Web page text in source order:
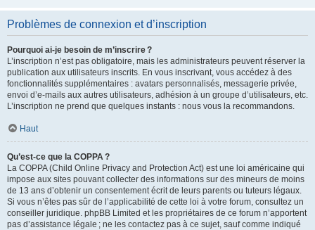
Problèmes de connexion et d’inscription
Pourquoi ai-je besoin de m’inscrire ?
L’inscription n’est pas obligatoire, mais les administrateurs peuvent réserver la
publication aux utilisateurs inscrits. En vous inscrivant, vous accédez à des
fonctionnalités supplémentaires : avatars personnalisés, messagerie privée,
envoi d’e-mails aux autres utilisateurs, adhésion à un groupe d’utilisateurs, etc.
L’inscription ne prend que quelques instants : nous vous la recommandons.
Haut
Qu’est-ce que la COPPA ?
La COPPA (Child Online Privacy and Protection Act) est une loi américaine qui
impose aux sites pouvant collecter des informations sur des mineurs de moins
de 13 ans d’obtenir un consentement écrit de leurs parents ou tuteurs légaux.
Si vous n’êtes pas sûr de l’applicabilité de cette loi à votre forum, consultez un
conseiller juridique. phpBB Limited et les propriétaires de ce forum n’apportent
pas d’assistance légale ; ne les contactez pas à ce sujet, sauf comme indiqué